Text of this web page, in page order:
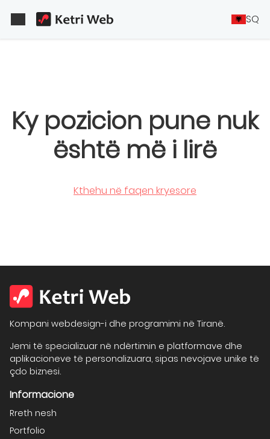
SQ
Ky pozicion pune nuk
është më i lirë
Kthehu në faqen kryesore
Kompani webdesign-i dhe programimi në Tiranë.
Jemi të specializuar në ndërtimin e platformave dhe
aplikacioneve të personalizuara, sipas nevojave unike të
çdo biznesi.
Informacione
Rreth nesh
Portfolio